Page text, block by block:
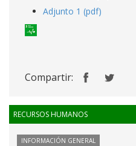
Adjunto 1 (pdf)
Compartir:
RECURSOS HUMANOS
INFORMACIÓN GENERAL